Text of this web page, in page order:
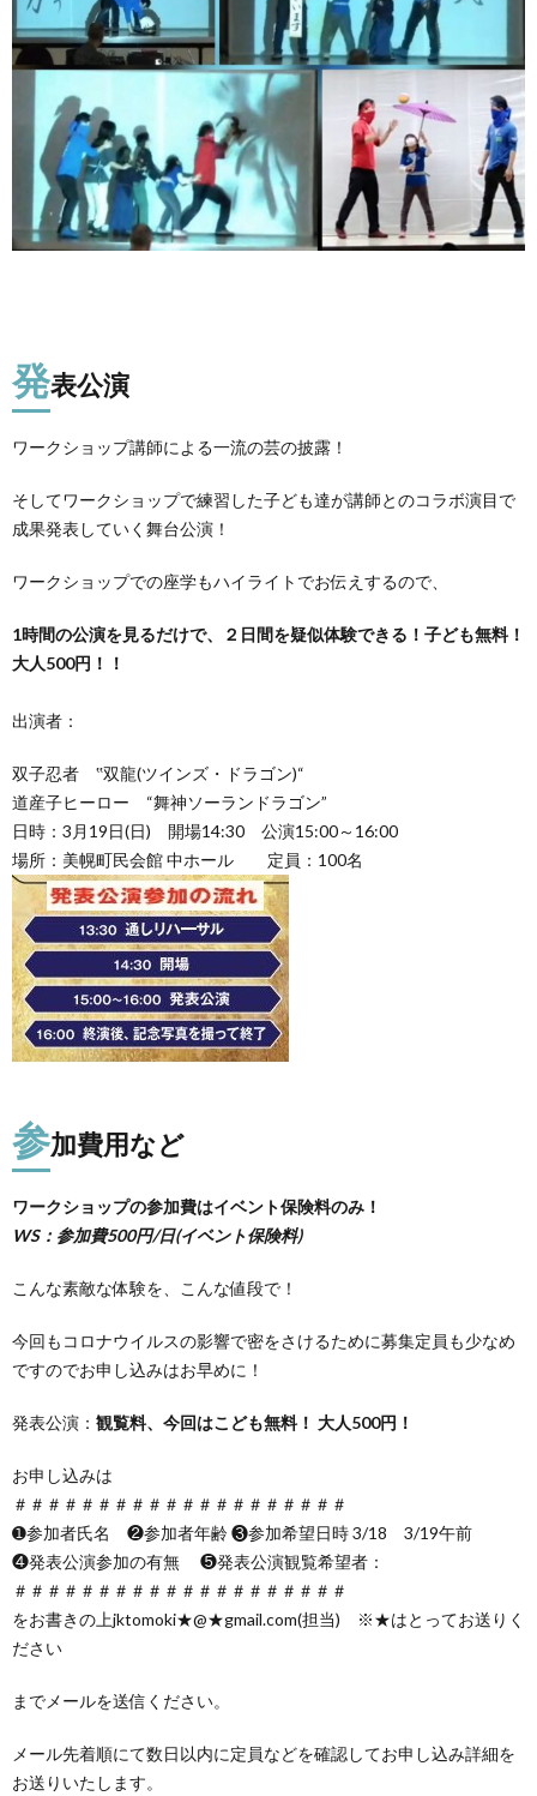
発表公演
ワークショップ講師による一流の芸の披露！
そしてワークショップで練習した子ども達が講師とのコラボ演目で
成果発表していく舞台公演！
ワークショップでの座学もハイライトでお伝えするので、
1時間の公演を見るだけで、２日間を疑似体験できる！子ども無料！
大人500円！！
出演者：
双子忍者 ‟双龍(ツインズ・ドラゴン)“
道産子ヒーロー “舞神ソーランドラゴン”
日時：3月19日(日) 開場14:30 公演15:00～16:00
場所：美幌町民会館 中ホール 定員：100名
参加費用など
ワークショップの参加費はイベント保険料のみ！
WS：参加費500円/日(イベント保険料)
こんな素敵な体験を、こんな値段で！
今回もコロナウイルスの影響で密をさけるために募集定員も少なめ
ですのでお申し込みはお早めに！
発表公演： 観覧料、今回はこども無料！ 大人500円！
お申し込みは
＃＃＃＃＃＃＃＃＃＃＃＃＃＃＃＃＃＃＃＃
➊参加者氏名 ❷参加者年齢 ❸参加希望日時 3/18 3/19午前
❹発表公演参加の有無 ❺発表公演観覧希望者：
＃＃＃＃＃＃＃＃＃＃＃＃＃＃＃＃＃＃＃＃
をお書きの上jktomoki★@★gmail.com(担当) ※★はとってお送りく
ださい
までメールを送信ください。
メール先着順にて数日以内に定員などを確認してお申し込み詳細を
お送りいたします。